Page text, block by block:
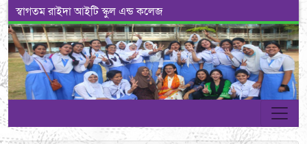
স্বাগতম রাইদা আইটি স্কুল এন্ড কলেজ